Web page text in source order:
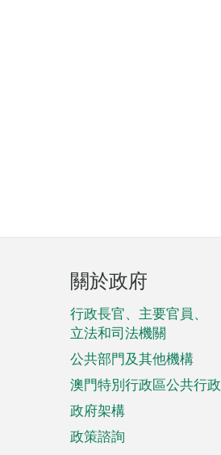
頁
腳
菜
單
關於政府
行政長官、主要官員、
立法和司法機關
公共部門及其他機構
澳門特別行政區公共行政
政府架構
政策諮詢